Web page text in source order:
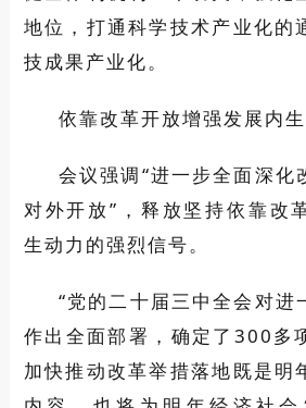
地位，打通科学技术产业化的
技成果产业化。
依靠改革开放增强发展内
会议强调“进一步全面深化
对外开放”，释放坚持依靠改
生动力的强烈信号。
“党的二十届三中全会对进
作出全面部署，确定了300多
加快推动改革举措落地既是明